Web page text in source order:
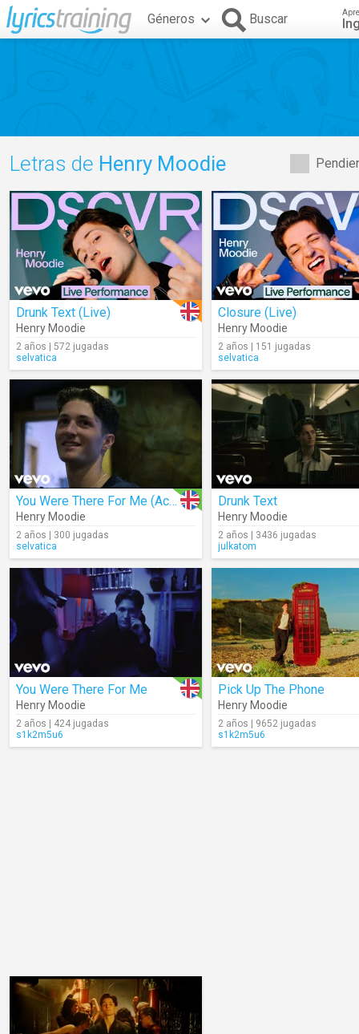
Géneros Buscar
Letras de Henry Moodie
Drunk Text (Live)
Henry Moodie
2 años | 572 jugadas
selvatica
Closure (Live)
Henry Moodie
2 años | 151 jugadas
selvatica
You Were There For Me (Acoustic)
Henry Moodie
2 años | 300 jugadas
selvatica
Drunk Text
Henry Moodie
2 años | 3436 jugadas
julkatom
You Were There For Me
Henry Moodie
2 años | 424 jugadas
s1k2m5u6
Pick Up The Phone
Henry Moodie
2 años | 9652 jugadas
s1k2m5u6